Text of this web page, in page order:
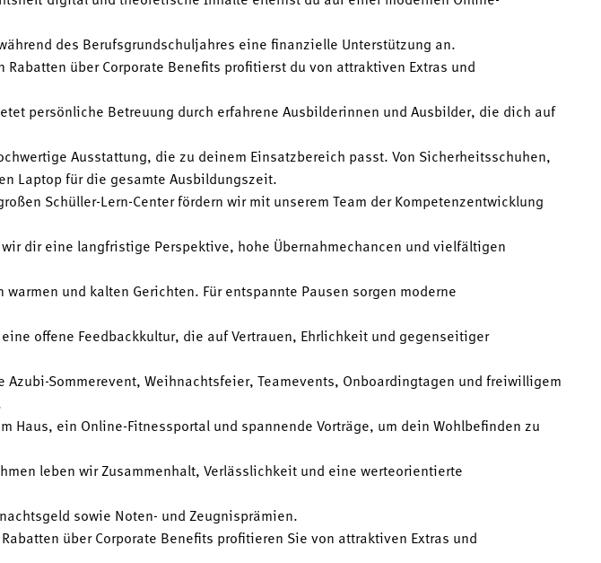
des Berufsgrundschuljahres eine finanzielle Unterstützung an.
über Corporate Benefits profitierst du von attraktiven Extras und
persönliche Betreuung durch erfahrene Ausbilderinnen und Ausbilder, die dich auf
Ausstattung, die zu deinem Einsatzbereich passt. Von Sicherheitsschuhen,
Laptop für die gesamte Ausbildungszeit.
Schüller-Lern-Center fördern wir mit unserem Team der Kompetenzentwicklung
dir eine langfristige Perspektive, hohe Übernahmechancen und vielfältigen
und kalten Gerichten. Für entspannte Pausen sorgen moderne
offene Feedbackkultur, die auf Vertrauen, Ehrlichkeit und gegenseitiger
Sommerevent, Weihnachtsfeier, Teamevents, Onboardingtagen und freiwilligem
Haus, ein Online-Fitnessportal und spannende Vorträge, um dein Wohlbefinden zu
leben wir Zusammenhalt, Verlässlichkeit und eine werteorientierte
sowie Noten- und Zeugnisprämien.
über Corporate Benefits profitieren Sie von attraktiven Extras und